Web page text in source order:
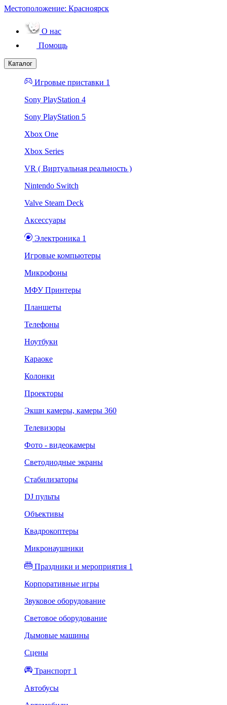
Местоположение: Красноярск
О нас
Помощь
Каталог
Игровые приставки 1
Sony PlayStation 4
Sony PlayStation 5
Xbox One
Xbox Series
VR ( Виртуальная реальность )
Nintendo Switch
Valve Steam Deck
Аксессуары
Электроника 1
Игровые компьютеры
Микрофоны
МФУ Принтеры
Планшеты
Телефоны
Ноутбуки
Караоке
Колонки
Проекторы
Экшн камеры, камеры 360
Телевизоры
Фото - видеокамеры
Светодиодные экраны
Стабилизаторы
DJ пульты
Объективы
Квадрокоптеры
Микронаушники
Праздники и мероприятия 1
Корпоративные игры
Звуковое оборудование
Световое оборудование
Дымовые машины
Сцены
Транспорт 1
Автобусы